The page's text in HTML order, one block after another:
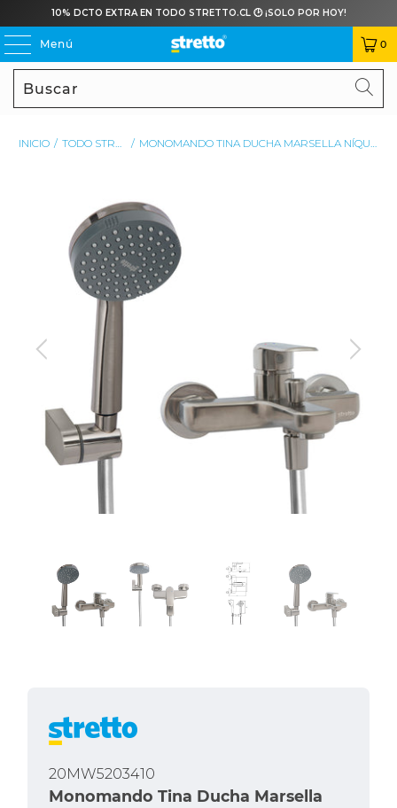
10% DCTO EXTRA EN TODO STRETTO.CL 🕑 ¡SOLO POR HOY!
Menú 0
Buscar
INICIO / TODO STRETTO / MONOMANDO TINA DUCHA MARSELLA NÍQUEL BRUÑIDO
20MW5203410
Monomando Tina Ducha Marsella